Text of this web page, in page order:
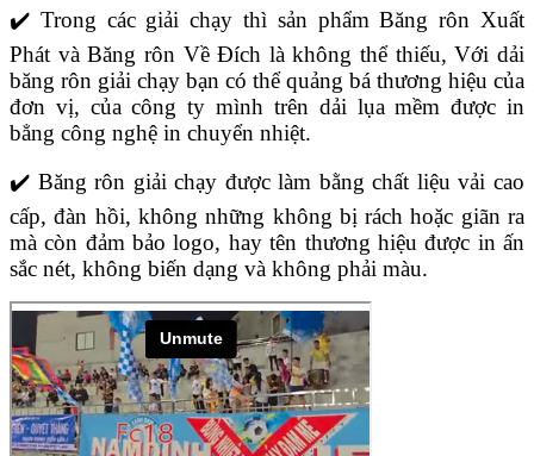
✔️ Trong các giải chạy thì sản phẩm Băng rôn Xuất
Phát và Băng rôn Về Đích là không thể thiếu, Với dải
băng rôn giải chạy bạn có thể quảng bá thương hiệu của
đơn vị, của công ty mình trên dải lụa mềm được in
bẳng công nghệ in chuyển nhiệt.
✔️ Băng rôn giải chạy được làm bằng chất liệu vải cao
cấp, đàn hồi, không những không bị rách hoặc giãn ra
mà còn đảm bảo logo, hay tên thương hiệu được in ấn
sắc nét, không biến dạng và không phải màu.